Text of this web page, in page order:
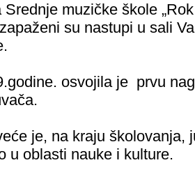
muzičke škole
su nastupi u sali
osvojila je prvu
je, na kraju školovanja,
u oblasti nauke i kulture.